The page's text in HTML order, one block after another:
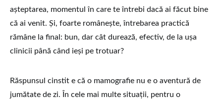
așteptarea, momentul în care te întrebi dacă ai făcut bine
că ai venit. Și, foarte românește, întrebarea practică
rămâne la final: bun, dar cât durează, efectiv, de la ușa
clinicii până când ieși pe trotuar?
Răspunsul cinstit e că o mamografie nu e o aventură de
jumătate de zi. În cele mai multe situații, pentru o